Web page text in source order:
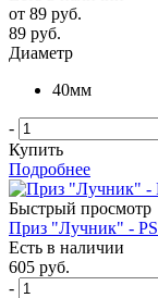
от 89 руб.
89 руб.
Диаметр
40мм
-
Купить
Подробнее
Быстрый просмотр
Приз "Лучник" -
Есть в наличии
605 руб.
-